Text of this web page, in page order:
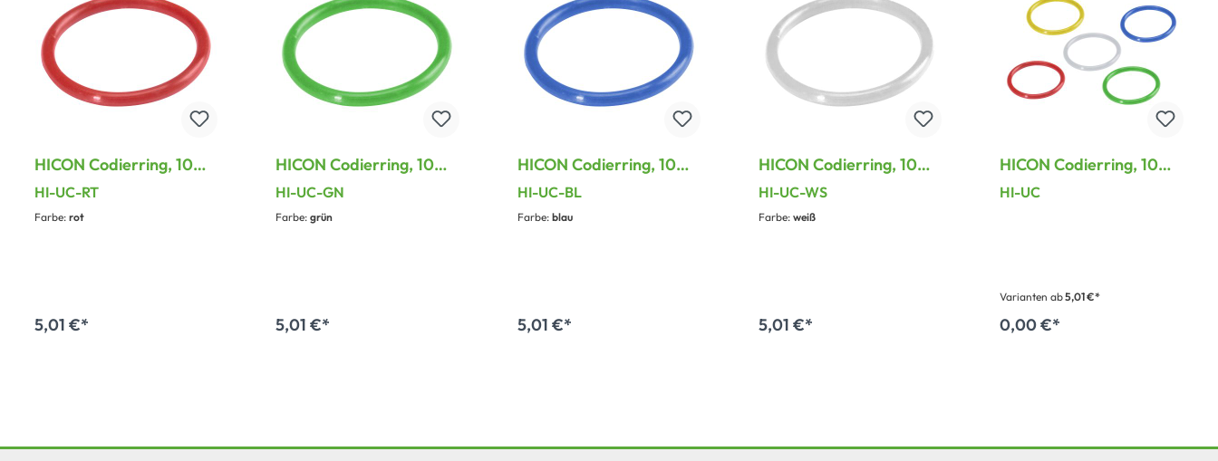
HICON Codierring, 10
Farbringe für HICON
Steckverbinder mit
geriffeltem Gehäuse
HI-UC-RT
Farbe: rot
5,01 €*
HICON Codierring, 10
Farbringe für HICON
Steckverbinder mit
geriffeltem Gehäuse
HI-UC-GN
Farbe:grün
5,01 €*
HICON Codierring, 10
Farbringe für HICON
Steckverbinder mit
geriffeltem Gehäuse
HI-UC-BL
Farbe: blau
5,01 €*
HICON Codierring, 10
Farbringe für HICON
Steckverbinder mit
geriffeltem Gehäuse
HI-UC-WS
Farbe:weiß
5,01 €*
HICON Codierring, 10
Farbringe für HICON
Steckverbinder mit
HI-UC
Varianten ab5,01 €*
0,00 €*